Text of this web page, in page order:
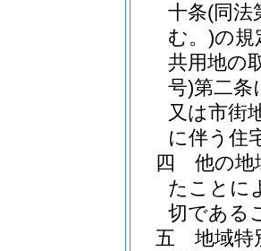
十条(同法
む。)の規
共用地の
号)第二条
又は市街
に伴う住
四
他の地
たことに
切である
五
地域特